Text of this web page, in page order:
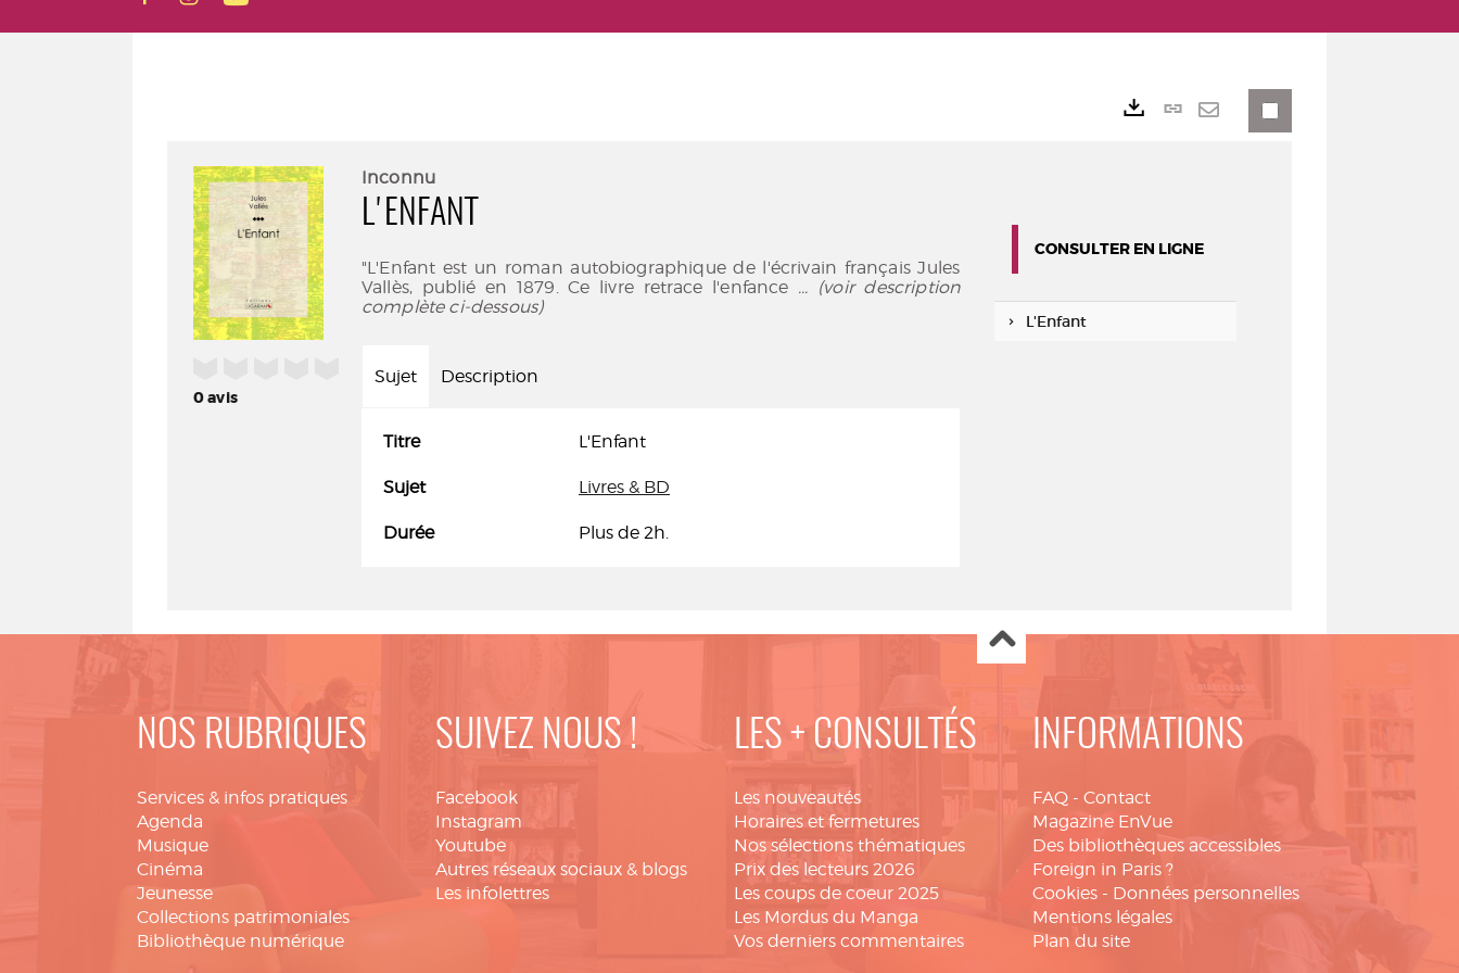
0avis
Inconnu
L'ENFANT
"L'Enfant est un roman autobiographique de l'écrivain français Jules
Vallès, publié en 1879. Ce livre retrace l'enfance ... (voir description
complète ci-dessous)
Sujet Description
Titre L'Enfant
Sujet Livres & BD
Durée Plus de 2h.
Lien
CONSULTER EN LIGNE
L'Enfant
NOS RUBRIQUES
Services & infos pratiques
Agenda
Musique
Cinéma
Jeunesse
Collections patrimoniales
Bibliothèque numérique
SUIVEZ NOUS !
Facebook
Instagram
Youtube
Autres réseaux sociaux & blogs
Les infolettres
LES + CONSULTÉS
Les nouveautés
Horaires et fermetures
Nos sélections thématiques
Prix des lecteurs 2026
Les coups de coeur 2025
Les Mordus du Manga
Vos derniers commentaires
INFORMATIONS
FAQ - Contact
Magazine EnVue
Des bibliothèques accessibles
Foreign in Paris ?
Cookies - Données personnelles
Mentions légales
Plan du site